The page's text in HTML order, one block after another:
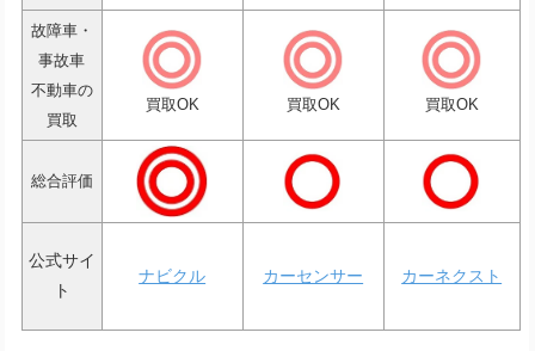
故障車・
事故車
不動車の
買取
買取OK 買取OK 買取OK
総合評価
公式サイ
ト
ナビクル カーセンサー カーネクスト